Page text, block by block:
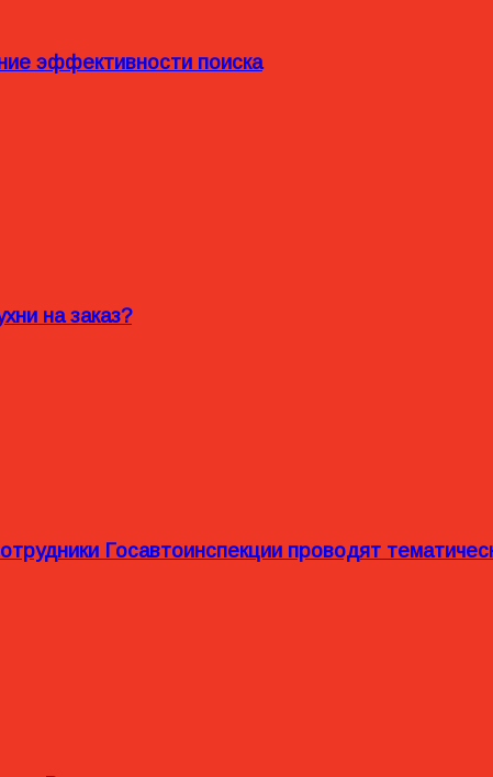
эффективности поиска
на заказ?
Госавтоинспекции проводят